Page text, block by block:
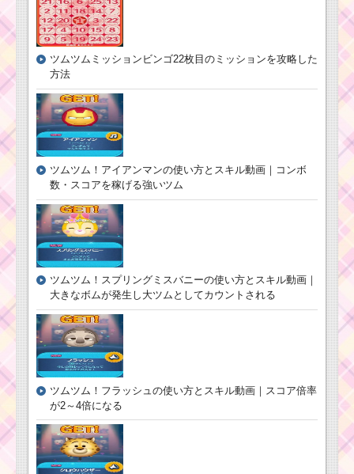
耳が丸いツムで50コ
攻略するツム
ツムツムイベント8
ツムツムの9月
ランズバトル！
ツムツムミッションビンゴ22枚目のミッションを攻略した
方法
ツムツム！アイアンマンの使い方とスキル動画｜コンボ
数・スコアを稼げる強いツム
ツムツム！スプリングミスバニーの使い方とスキル動画｜
大きなボムが発生し大ツムとしてカウントされる
ツムツム！フラッシュの使い方とスキル動画｜スコア倍率
が2～4倍になる